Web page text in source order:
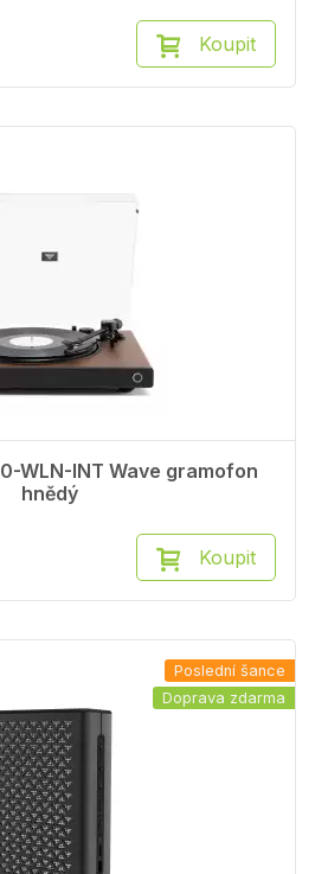
Koupit
WLN-INT Wave gramofon
hnědý
Koupit
Poslední šance
Doprava zdarma